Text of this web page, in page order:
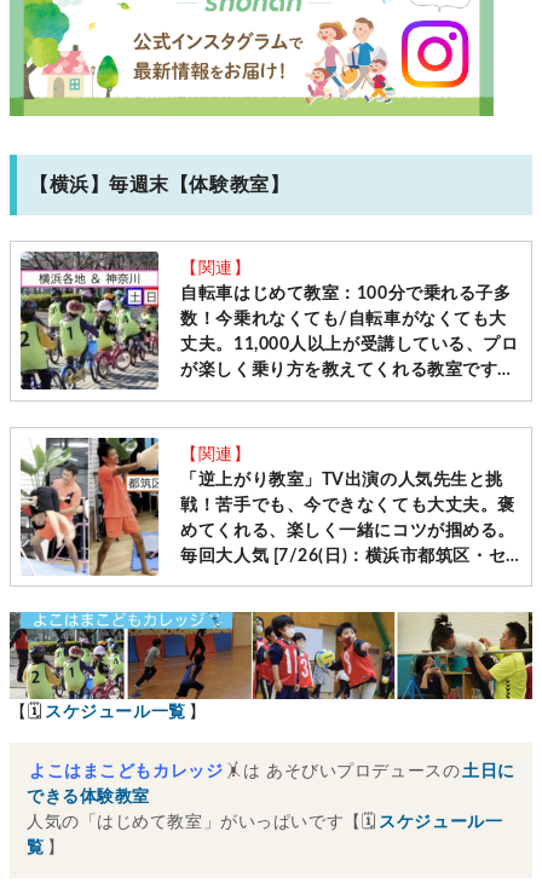
【横浜】毎週末【体験教室】
【関連】
自転車はじめて教室：100分で乗れる子多
数！今乗れなくても/自転車がなくても大
丈夫。11,000人以上が受講している、プロ
が楽しく乗り方を教えてくれる教室です
［毎週土日＠横浜・神奈川10会場 先着受
【関連】
「逆上がり教室」TV出演の人気先生と挑
戦！苦手でも、今できなくても大丈夫。褒
めてくれる、楽しく一緒にコツが掴める。
毎回大人気 [7/26(日)：横浜市都筑区・セ
ンター南]
【🗓 スケジュール一覧 】
よこはまこどもカレッジ 🤸は あそびいプロデュースの土日に
できる体験教室
人気の「はじめて教室」がいっぱいです【🗓 スケジュール一
覧 】